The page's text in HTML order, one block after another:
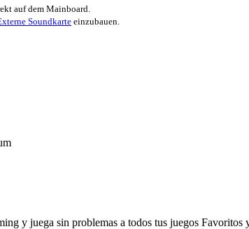
auf dem Mainboard.
Soundkarte einzubauen.
y juega sin problemas a todos tus juegos